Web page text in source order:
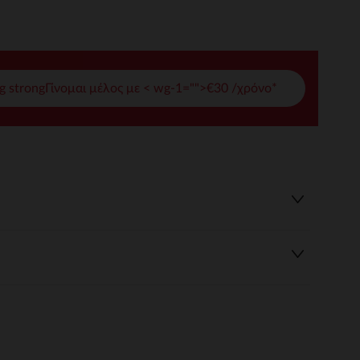
να διαχειριστείτε τις ρυθμίσεις απορρήτου,
strongΓίνομαι μέλος με < wg-1="">€30 /χρόνο*